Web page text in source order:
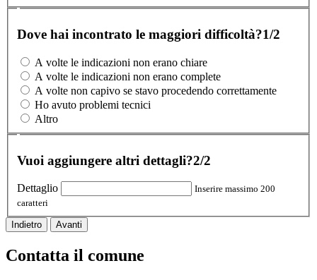
Dove hai incontrato le maggiori difficoltà?1/2
A volte le indicazioni non erano chiare
A volte le indicazioni non erano complete
A volte non capivo se stavo procedendo correttamente
Ho avuto problemi tecnici
Altro
Vuoi aggiungere altri dettagli?2/2
Dettaglio
Inserire massimo 200
caratteri
Indietro Avanti
Contatta il comune